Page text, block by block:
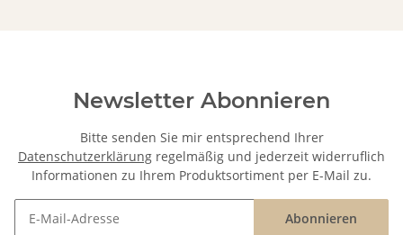
Newsletter Abonnieren
Bitte senden Sie mir entsprechend Ihrer
Datenschutzerklärung regelmäßig und jederzeit widerruflich
Informationen zu Ihrem Produktsortiment per E-Mail zu.
Abonnieren